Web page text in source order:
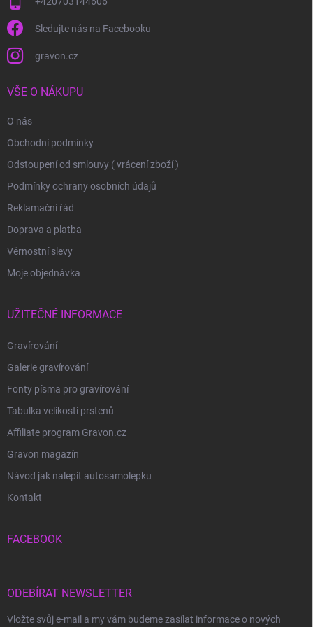
Sledujte nás na Facebooku
gravon.cz
VŠE O NÁKUPU
O nás
Obchodní podmínky
Odstoupení od smlouvy ( vrácení zboží )
Podmínky ochrany osobních údajů
Reklamační řád
Doprava a platba
Věrnostní slevy
Moje objednávka
UŽITEČNÉ INFORMACE
Gravírování
Galerie gravírování
Fonty písma pro gravírování
Tabulka velikosti prstenů
Affiliate program Gravon.cz
Gravon magazín
Návod jak nalepit autosamolepku
Kontakt
FACEBOOK
ODEBÍRAT NEWSLETTER
Vložte svůj e-mail a my vám budeme zasílat informace o nových